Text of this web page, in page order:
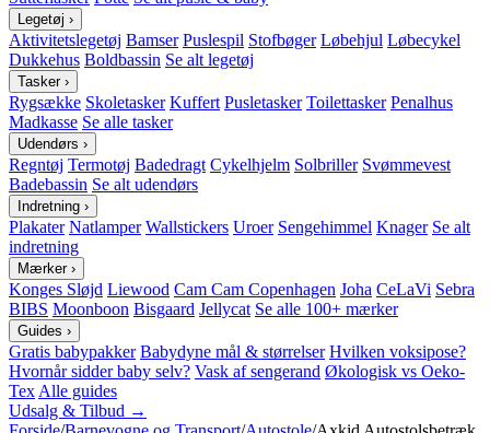
Legetøj ›
Aktivitetslegetøj Bamser Puslespil Stofbøger Løbehjul Løbecykel
Dukkehus Boldbassin Se alt legetøj
Tasker ›
Rygsække Skoletasker Kuffert Pusletasker Toilettasker Penalhus
Madkasse Se alle tasker
Udendørs ›
Regntøj Termotøj Badedragt Cykelhjelm Solbriller Svømmevest
Badebassin Se alt udendørs
Indretning ›
Plakater Natlamper Wallstickers Uroer Sengehimmel Knager Se alt
indretning
Mærker ›
Konges Sløjd Liewood Cam Cam Copenhagen Joha CeLaVi Sebra
BIBS Moonboon Bisgaard Jellycat Se alle 100+ mærker
Guides ›
Gratis babypakker Babydyne mål & størrelser Hvilken voksipose?
Hvornår sidder baby selv? Vask af sengerand Økologisk vs Oeko-
Tex Alle guides
Udsalg & Tilbud →